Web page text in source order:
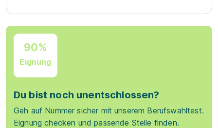
90%
Eignung
Du bist noch unentschlossen?
Geh auf Nummer sicher mit unserem Berufswahltest.
Eignung checken und passende Stelle finden.